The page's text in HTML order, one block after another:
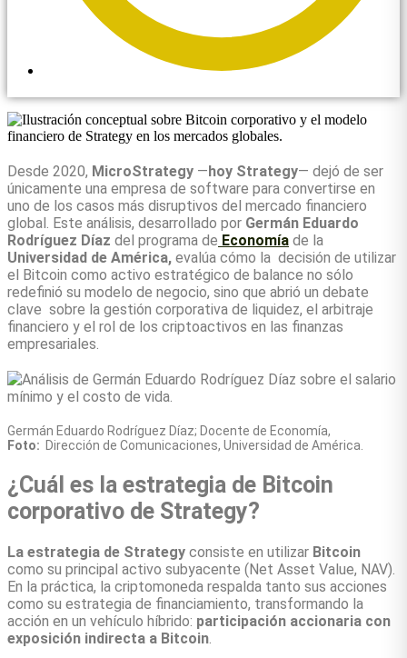
Desde 2020, MicroStrategy —hoy Strategy— dejó de ser
únicamente una empresa de software para convertirse en
uno de los casos más disruptivos del mercado financiero
global. Este análisis, desarrollado por Germán Eduardo
Rodríguez Díaz del programa de Economía de la
Universidad de América, evalúa cómo la decisión de utilizar
el Bitcoin como activo estratégico de balance no sólo
redefinió su modelo de negocio, sino que abrió un debate
clave sobre la gestión corporativa de liquidez, el arbitraje
financiero y el rol de los criptoactivos en las finanzas
empresariales.
Germán Eduardo Rodríguez Díaz; Docente de Economía,
Foto: Dirección de Comunicaciones, Universidad de América.
¿Cuál es la estrategia de Bitcoin
corporativo de Strategy?
La estrategia de Strategy consiste en utilizar Bitcoin
como su principal activo subyacente (Net Asset Value, NAV).
En la práctica, la criptomoneda respalda tanto sus acciones
como su estrategia de financiamiento, transformando la
acción en un vehículo híbrido: participación accionaria con
exposición indirecta a Bitcoin